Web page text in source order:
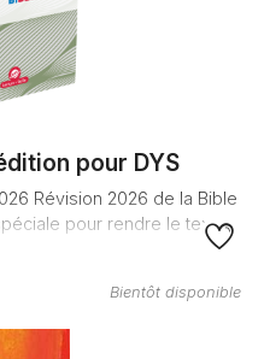
pour DYS
Révision 2026 de la Bible
pour rendre le text...
Bientôt disponible